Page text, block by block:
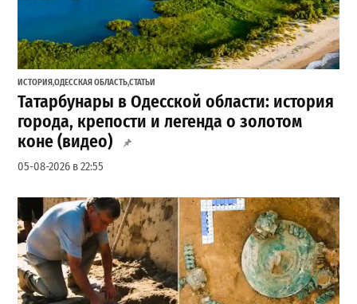
ИСТОРИЯ,ОДЕССКАЯ ОБЛАСТЬ,СТАТЬИ
Татарбунары в Одесской области: история
города, крепости и легенда о золотом
коне (видео)
05-08-2026 в 22:55